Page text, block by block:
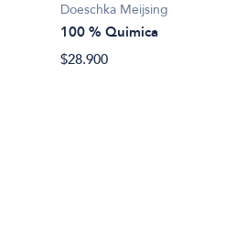
Doeschka Meijsing
100 % Quimica
$28.900